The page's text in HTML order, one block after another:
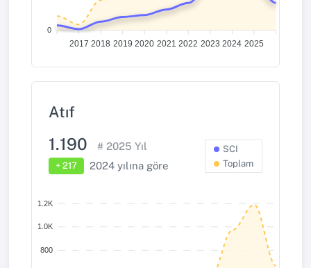
0
2017 2018 2019 2020 2021 2022 2023 2024 2025
Atıf
1.190 # 2025 Yıl
+ 217 2024 yılına göre
SCI
Toplam
1.2K
1.0K
800